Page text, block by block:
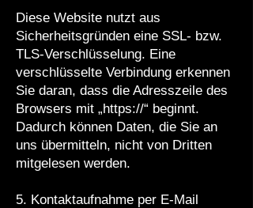
Diese Website nutzt aus
Sicherheitsgründen eine SSL- bzw.
TLS-Verschlüsselung. Eine
verschlüsselte Verbindung erkennen
Sie daran, dass die Adresszeile des
Browsers mit „https://“ beginnt.
Dadurch können Daten, die Sie an
uns übermitteln, nicht von Dritten
mitgelesen werden.
5. Kontaktaufnahme per E-Mail